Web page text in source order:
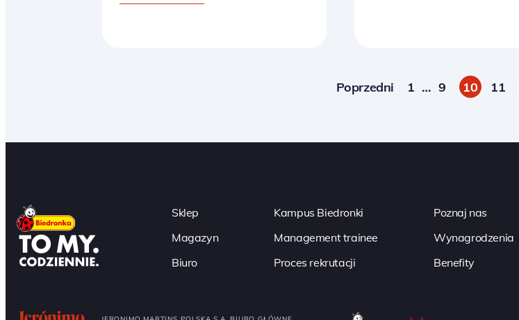
Poprzedni 1 … 9 10 11
Sklep
Magazyn
Biuro
Kampus Biedronki
Management trainee
Proces rekrutacji
Poznaj nas
Wynagrodzenia
Benefity